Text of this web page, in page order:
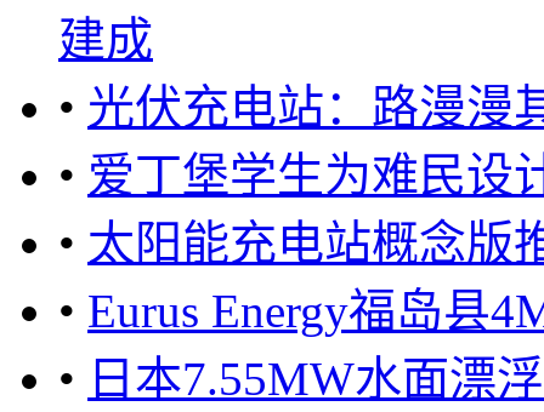
建成
• 光伏充电站：路漫漫
• 爱丁堡学生为难民设
• 太阳能充电站概念版
• Eurus Energy福岛县
• 日本7.55MW水面漂